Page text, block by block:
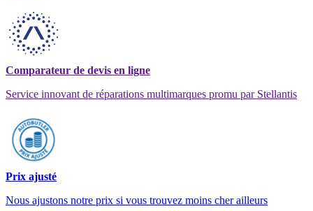
Comparateur de devis en ligne
Service innovant de réparations multimarques promu par Stellantis
Prix ajusté
Nous ajustons notre prix si vous trouvez moins cher ailleurs